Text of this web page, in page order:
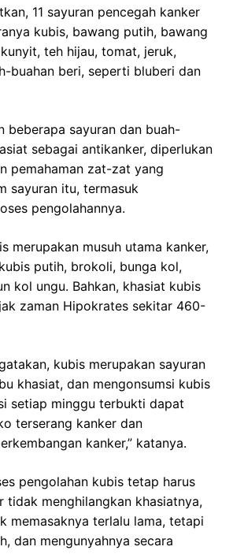
11 sayuran pencegah kanker
kubis, bawang putih, bawang
teh hijau, tomat, jeruk,
buahan beri, seperti bluberi dan
beberapa sayuran dan buah-
sebagai antikanker, diperlukan
pemahaman zat-zat yang
sayuran itu, termasuk
pengolahannya.
merupakan musuh utama kanker,
putih, brokoli, bunga kol,
kol ungu. Bahkan, khasiat kubis
zaman Hipokrates sekitar 460-
kubis merupakan sayuran
khasiat, dan mengonsumsi kubis
setiap minggu terbukti dapat
terserang kanker dan
kanker,” katanya.
pengolahan kubis tetap harus
tidak menghilangkan khasiatnya,
memasaknya terlalu lama, tetapi
dan mengunyahnya secara